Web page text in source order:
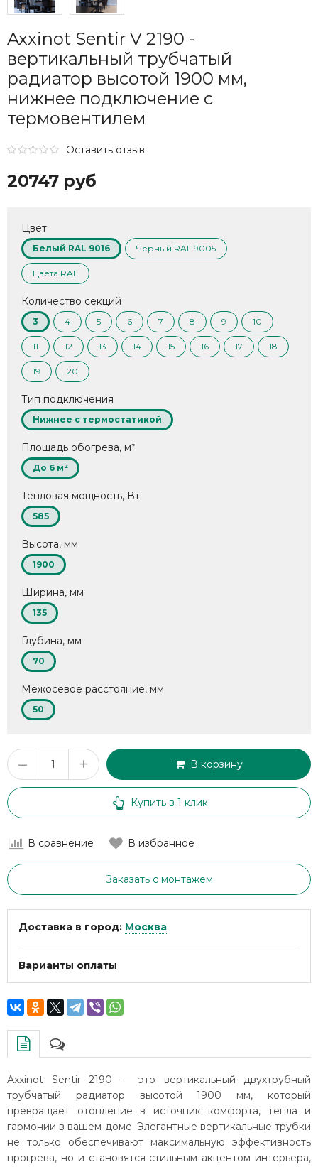
Axxinot Sentir V 2190 -
вертикальный трубчатый
радиатор высотой 1900 мм,
нижнее подключение с
термовентилем
Оставить отзыв
20747 руб
Цвет
Белый RAL 9016 Черный RAL 9005
Цвета RAL
Количество секций
3 4 5 6 7 8 9 10
11 12 13 14 15 16 17 18
19 20
Тип подключения
Нижнее с термостатикой
Площадь обогрева, м²
До 6 м²
Тепловая мощность, Вт
585
Высота, мм
1900
Ширина, мм
135
Глубина, мм
70
Межосевое расстояние, мм
50
– + В корзину
Купить в 1 клик
В сравнение В избранное
Заказать с монтажем
Доставка в город: Москва
Варианты оплаты
Axxinot Sentir 2190 — это вертикальный двухтрубный
трубчатый радиатор высотой 1900 мм, который
превращает отопление в источник комфорта, тепла и
гармонии в вашем доме. Элегантные вертикальные трубки
не только обеспечивают максимальную эффективность
прогрева, но и становятся стильным акцентом интерьера,